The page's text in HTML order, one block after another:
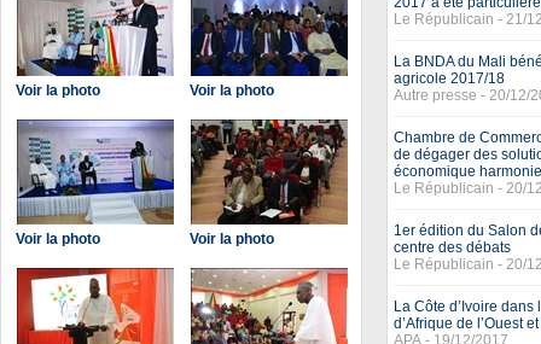
Voir la photo Voir la photo
Voir la photo Voir la photo
Le Républicain - 21/
La BNDA du Mali
agricole 2017/18
Autre presse - 20/12/
Chambre de
de dégager des
économique
Le Républicain - 20/
1er édition du Salon
centre des débats
Le Républicain - 20/
La Côte d’Ivoire
d’Afrique de l’Ouest et
APA - 19/12/2017